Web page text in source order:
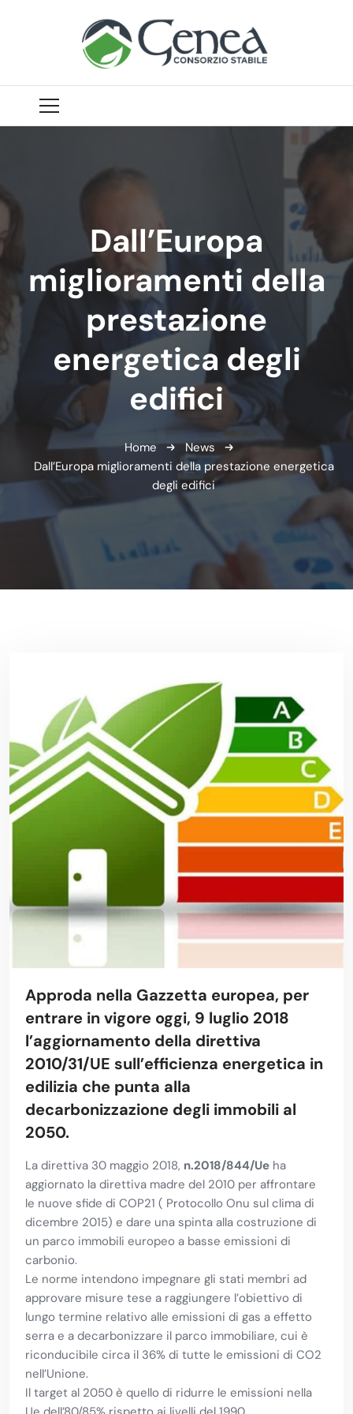
Dall’Europa
miglioramenti della
prestazione
energetica degli
edifici
Home
News
Dall’Europa miglioramenti della prestazione energetica
degli edifici
Approda nella Gazzetta europea, per
entrare in vigore oggi, 9 luglio 2018
l’aggiornamento della direttiva
2010/31/UE sull’efficienza energetica in
edilizia che punta alla
decarbonizzazione degli immobili al
2050.
La direttiva 30 maggio 2018, n.2018/844/Ue ha
aggiornato la direttiva madre del 2010 per affrontare
le nuove sfide di COP21 ( Protocollo Onu sul clima di
dicembre 2015) e dare una spinta alla costruzione di
un parco immobili europeo a basse emissioni di
carbonio.
Le norme intendono impegnare gli stati membri ad
approvare misure tese a raggiungere l’obiettivo di
lungo termine relativo alle emissioni di gas a effetto
serra e a decarbonizzare il parco immobiliare, cui è
riconducibile circa il 36% di tutte le emissioni di CO2
nell’Unione.
Il target al 2050 è quello di ridurre le emissioni nella